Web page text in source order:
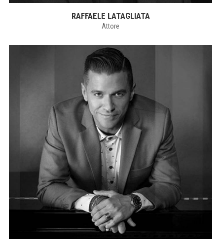
RAFFAELE LATAGLIATA
Attore